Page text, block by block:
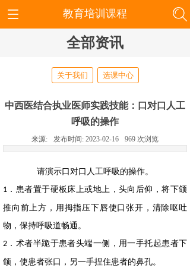
全部资讯
关于我们 选课中心
中西医结合执业医师实践技能：口对口人工
呼吸的操作
来源: 发布时间: 2023-02-16 969 次浏览
请演示口对口人工呼吸的操作。
1 ．患者置于硬板床上或地上，头向后仰，将下颌
推向前上方，用拇指压下唇使口张开，清除呕吐
物，保持呼吸道畅通。
2 ．术者半跪于患者头端一侧，用一手托起患者下
颌，使患者张口，另一手捏住患者的鼻孔。
教育培训课程